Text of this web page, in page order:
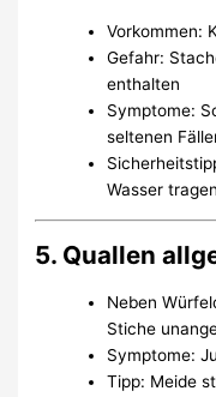
Vorkommen:
Gefahr:
enthalten
Symptome:
seltenen
Wasser tragen
5. Quallen
Neben
Stiche
Symptome:
Tipp: Meide